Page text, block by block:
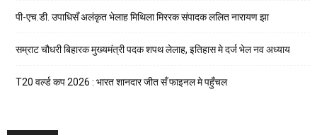
पी-एच.डी. उपाधिसँ अलंकृत भेलाह मिथिला मिररक संपादक ललित नारायण झा
सम्राट चौधरी बिहारक मुख्यमंत्री पदक शपथ लेलाह, इतिहास मे दर्ज भेल नव अध्याय
T20 वर्ल्ड कप 2026 : भारत शानदार जीत सँ फाइनल मे पहुँचल